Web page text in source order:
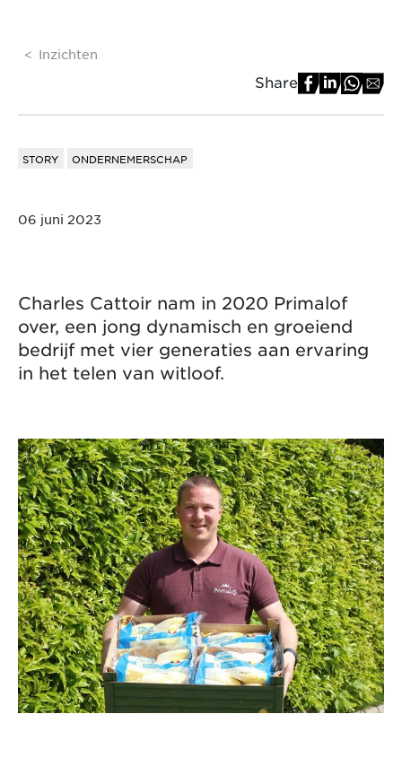
Inzichten
Share
STORY ONDERNEMERSCHAP
06 juni 2023
Charles Cattoir nam in 2020 Primalof
over, een jong dynamisch en groeiend
bedrijf met vier generaties aan ervaring
in het telen van witloof.